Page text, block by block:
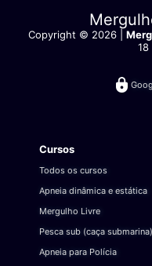
Copyright © 2026 |
18
Cursos
Todos os cursos
Apneia dinâmica e estática
Mergulho Livre
Pesca sub (caça submarina)
Apneia para Polícia